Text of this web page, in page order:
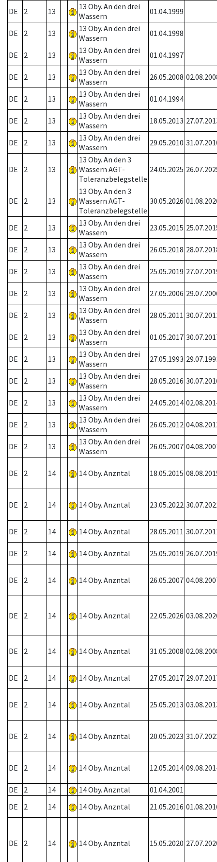
DE 2 13
13 Oby. An den drei
Wassern
01.04.1999
DE 2 13
13 Oby. An den drei
Wassern
01.04.1998
DE 2 13
13 Oby. An den drei
Wassern
01.04.1997
DE 2 13
13 Oby. An den drei
Wassern
26.05.2008
DE 2 13
13 Oby. An den drei
Wassern
01.04.1994
DE 2 13
13 Oby. An den drei
Wassern
18.05.2013
DE 2 13
13 Oby. An den drei
Wassern
29.05.2010
DE 2 13
13 Oby. An den 3
Wassern AGT-
Toleranzbelegstelle
24.05.2025
DE 2 13
13 Oby. An den 3
Wassern AGT-
Toleranzbelegstelle
30.05.2026
DE 2 13
13 Oby. An den drei
Wassern
23.05.2015
DE 2 13
13 Oby. An den drei
Wassern
26.05.2018
DE 2 13
13 Oby. An den drei
Wassern
25.05.2019
DE 2 13
13 Oby. An den drei
Wassern
27.05.2006
DE 2 13
13 Oby. An den drei
Wassern
28.05.2011
DE 2 13
13 Oby. An den drei
Wassern
01.05.2017
DE 2 13
13 Oby. An den drei
Wassern
27.05.1993
DE 2 13
13 Oby. An den drei
Wassern
28.05.2016
DE 2 13
13 Oby. An den drei
Wassern
24.05.2014
DE 2 13
13 Oby. An den drei
Wassern
26.05.2012
DE 2 13
13 Oby. An den drei
Wassern
26.05.2007
DE 2 14 14 Oby. Anzntal 18.05.2015
DE 2 14 14 Oby. Anzntal 23.05.2022
DE 2 14 14 Oby. Anzntal 28.05.2011
DE 2 14 14 Oby. Anzntal 25.05.2019
DE 2 14 14 Oby. Anzntal 26.05.2007
DE 2 14 14 Oby. Anzntal 22.05.2026
DE 2 14 14 Oby. Anzntal 31.05.2008
DE 2 14 14 Oby. Anzntal 27.05.2017
DE 2 14 14 Oby. Anzntal 25.05.2013
DE 2 14 14 Oby. Anzntal 20.05.2023
DE 2 14 14 Oby. Anzntal 12.05.2014
DE 2 14 14 Oby. Anzntal
01.04.2001
DE
2 14 14 Oby. Anzntal 21.05.2016
DE 2 14 14 Oby. Anzntal 15.05.2020